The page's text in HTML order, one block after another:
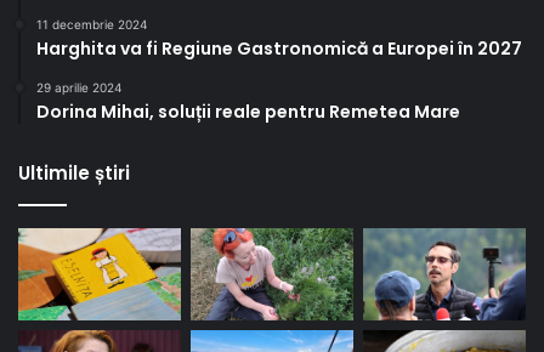
11 decembrie 2024
Harghita va fi Regiune Gastronomică a Europei în 2027
29 aprilie 2024
Dorina Mihai, soluții reale pentru Remetea Mare
Ultimile știri